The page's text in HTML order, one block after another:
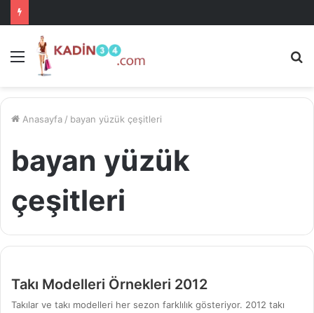
Menü
Anasayfa / bayan yüzük çeşitleri
bayan yüzük
çeşitleri
Takı Modelleri Örnekleri 2012
Takılar ve takı modelleri her sezon farklılık gösteriyor. 2012 takı